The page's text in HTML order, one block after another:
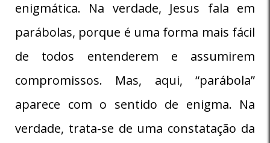
enigmática. Na verdade, Jesus fala em
parábolas, porque é uma forma mais fácil
de todos entenderem e assumirem
compromissos. Mas, aqui, “parábola”
aparece com o sentido de enigma. Na
verdade, trata-se de uma constatação da